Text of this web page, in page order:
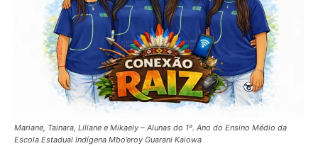
Mariane, Tainara, Liliane e Mikaely – Alunas do 1º. Ano do Ensino Médio da
Escola Estadual Indígena Mbo’eroy Guarani Kaiowa